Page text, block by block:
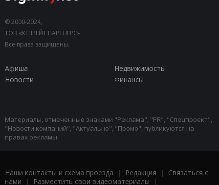
© 2000-2024,
ТОВ «КЕПРЕЙТ ПАРТНЕРС».
Все права защищены.
Афиша
Недвижимость
Новости
Финансы
Материалы, отмеченные знаками "Реклама", "PR", "Спецпроект",
"Новости компаний", "Актуально", "Промо", публикуются на
правах рекламы.
Наши контакты и схема проезда | Редакция | Связаться с
нами | Разместить свои видеоматериалы |